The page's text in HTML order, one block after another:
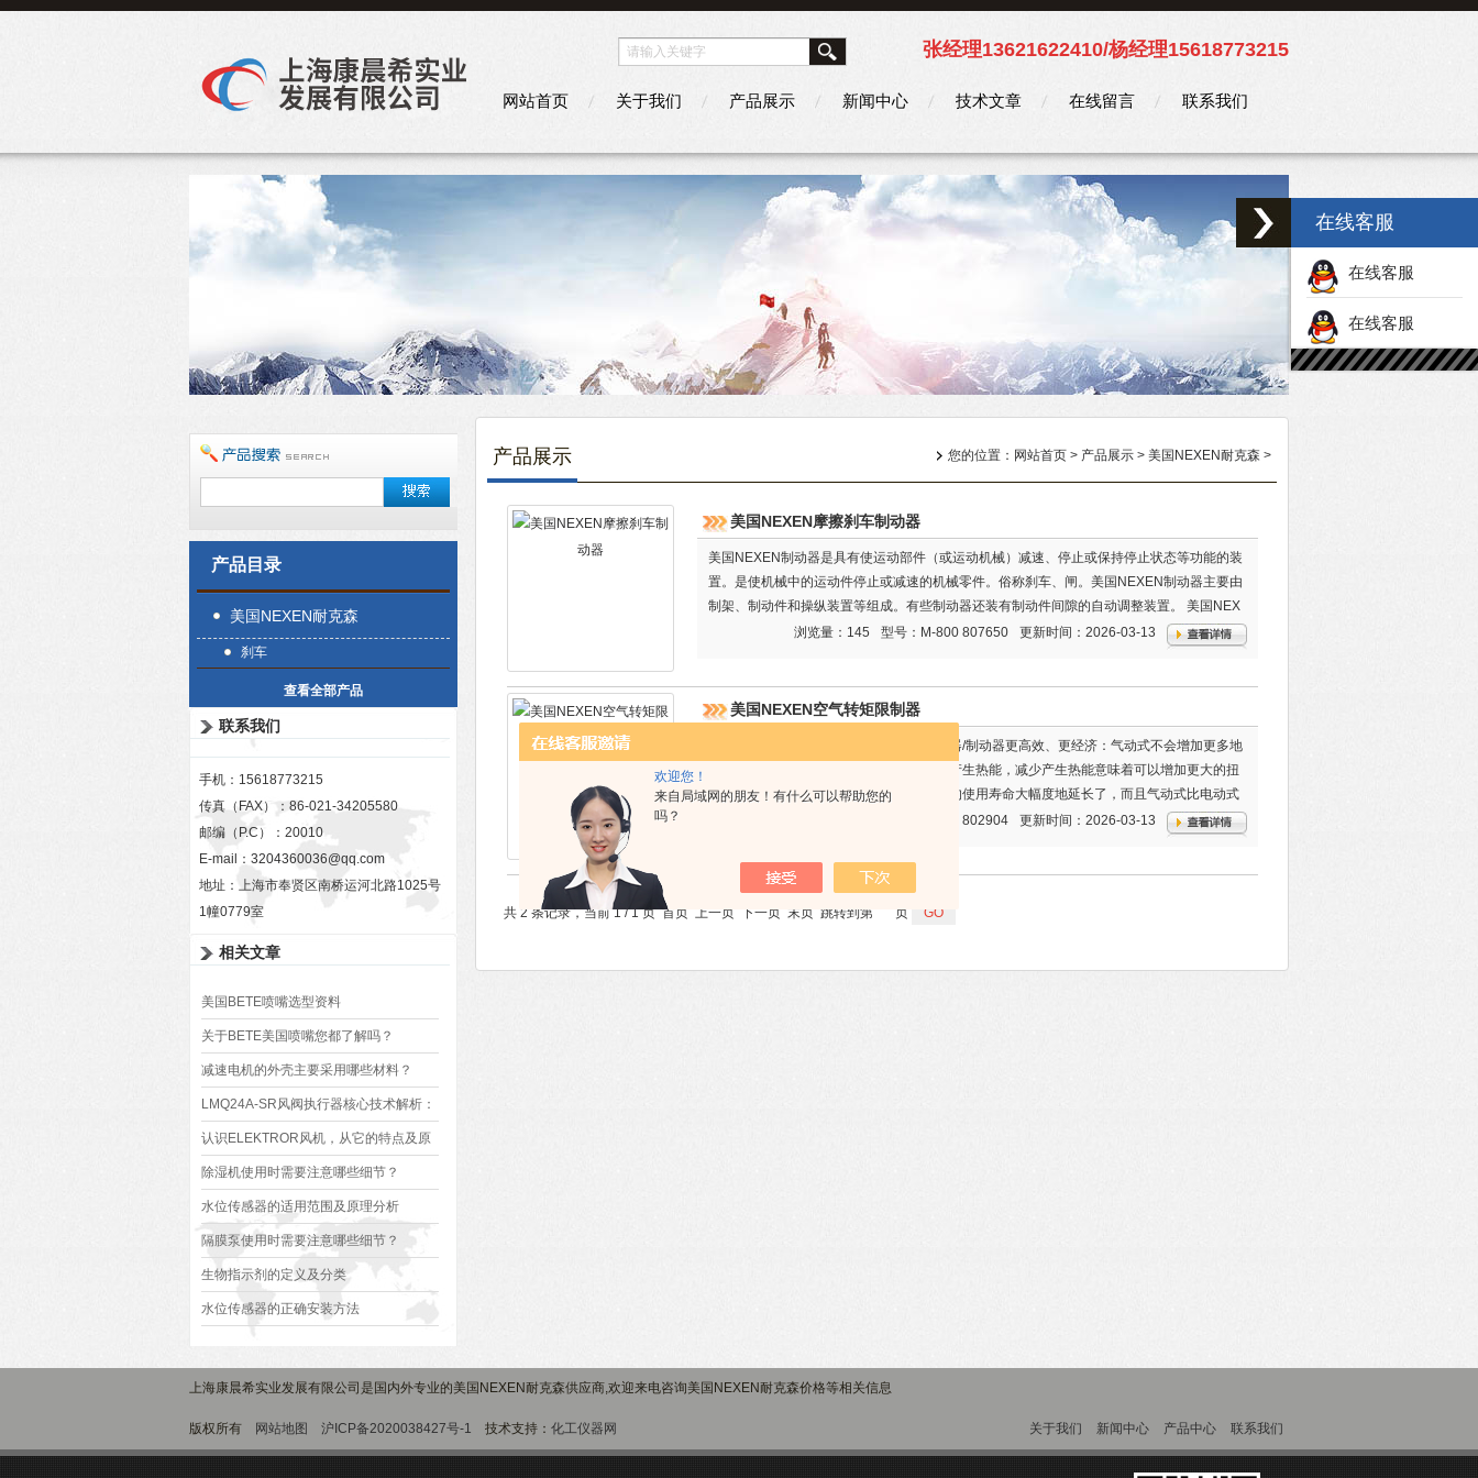
欢迎您！
来自局域网的朋友！有什么可以帮助您的
吗？
张经理13621622410/杨经理15618773215
网站首页 关于我们 产品展示 新闻中心 技术文章 在线留言 联系我们
产品目录
美国NEXEN耐克森
刹车
查看全部产品
联系我们
手机：15618773215
传真（FAX）：86-021-34205580
邮编（P.C）：20010
E-mail： 3204360036@qq.com
地址：上海市奉贤区南桥运河北路1025号
1幢0779室
相关文章
美国BETE喷嘴选型资料
关于BETE美国喷嘴您都了解吗？
减速电机的外壳主要采用哪些材料？
LMQ24A-SR风阀执行器核心技术解析：
原理、优势与应用场景
认识ELEKTROR风机，从它的特点及原
理开始
除湿机使用时需要注意哪些细节？
水位传感器的适用范围及原理分析
隔膜泵使用时需要注意哪些细节？
生物指示剂的定义及分类
水位传感器的正确安装方法
产品展示 您的位置： 网站首页 > 产品展示 > 美国NEXEN耐克森 >
美国NEXEN摩擦刹车制动器
美国NEXEN制动器是具有使运动部件（或运动机械）减速、停止或保持停止状态等功能的装
置。是使机械中的运动件停止或减速的机械零件。俗称刹车、闸。美国NEXEN制动器主要由
制架、制动件和操纵装置等组成。有些制动器还装有制动件间隙的自动调整装置。 美国NEX
EN摩擦刹车制动器
更新时间：2026-03-13
型号：M-800 807650
浏览量：145
美国NEXEN空气转矩限制器
气动的离合器/制动器比同规格电动式离合器/制动器更高效、更经济：气动式不会增加更多地
热能。在离合器/制动器啮合时气动式不会产生热能，减少产生热能意味着可以增加更大的扭
力传送和更高的效率，也使离合器/制动器的使用寿命大幅度地延长了，而且气动式比电动式
也节约了更多地能源和费用，环保而经济。 美国NEXEN空气转矩限制器
更新时间：2026-03-13
型号：802904
共 2 条记录，当前 1 / 1 页 首页 上一页 下一页 末页 跳转到第 页
上海康晨希实业发展有限公司是国内外专业的美国NEXEN耐克森供应商,欢迎来电咨询美国NEXEN耐克森价格等相关信息
版权所有 网站地图 沪ICP备2020038427号-1 技术支持： 化工仪器网 关于我们 新闻中心 产品中心 联系我们
在线客服
在线客服
在线客服